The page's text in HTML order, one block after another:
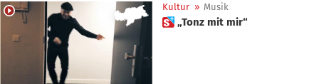
Kultur » Musik
 „Tonz mit mir“